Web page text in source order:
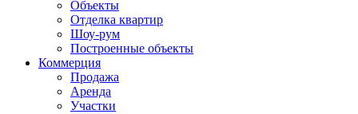
Объекты
Отделка квартир
Шоу-рум
Построенные объекты
Коммерция
Продажа
Аренда
Участки